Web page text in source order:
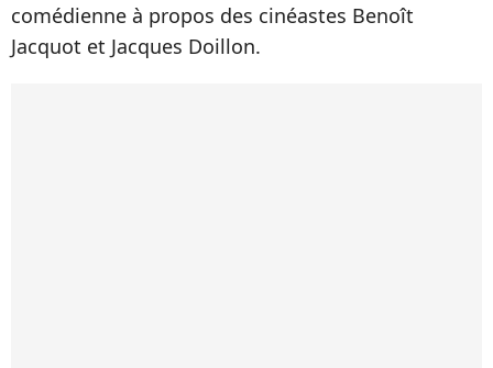
comédienne à propos des cinéastes Benoît
Jacquot et Jacques Doillon.